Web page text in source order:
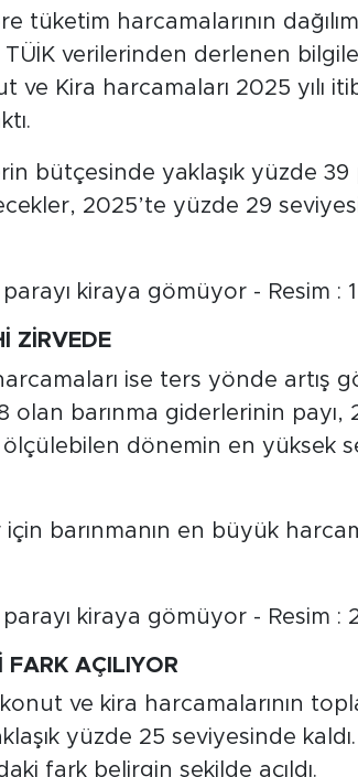
tüketim harcamalarının
verilerinden derlenen
Kira harcamaları 2025 yılı
bütçesinde yaklaşık yüzde 39
2025’te yüzde 29
ZİRVEDE
ise ters yönde artış
olan barınma giderlerinin payı,
ölçülebilen dönemin en yüksek
barınmanın en büyük
FARK AÇILIYOR
ve kira harcamalarının
yüzde 25 seviyesinde
fark belirgin şekilde açıldı.